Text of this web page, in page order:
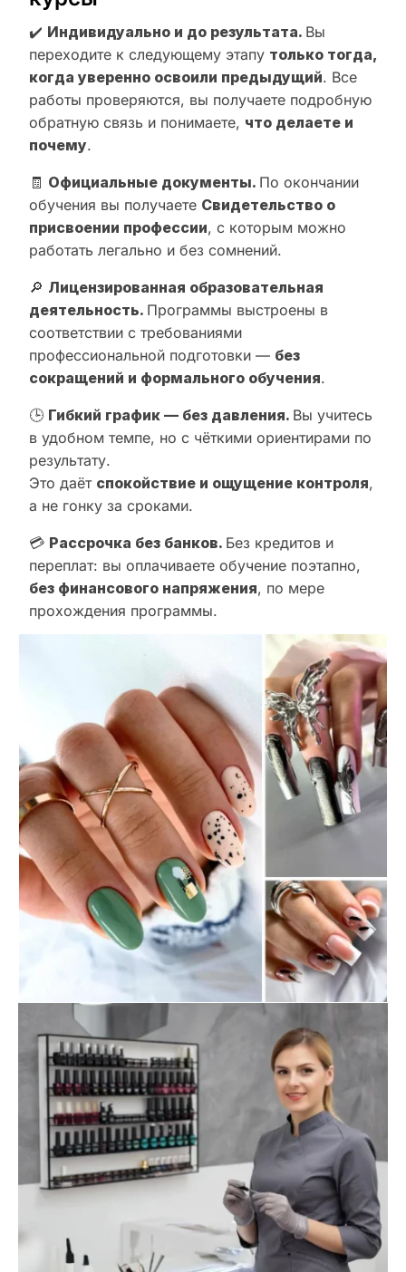
✔️ Индивидуально и до результата. Вы
переходите к следующему этапу только тогда,
когда уверенно освоили предыдущий. Все
работы проверяются, вы получаете подробную
обратную связь и понимаете, что делаете и
почему.
🧾 Официальные документы. По окончании
обучения вы получаете Свидетельство о
присвоении профессии, с которым можно
работать легально и без сомнений.
🔎 Лицензированная образовательная
деятельность. Программы выстроены в
соответствии с требованиями
профессиональной подготовки — без
сокращений и формального обучения.
🕒 Гибкий график — без давления. Вы учитесь
в удобном темпе, но с чёткими ориентирами по
результату.
Это даёт спокойствие и ощущение контроля,
а не гонку за сроками.
💳 Рассрочка без банков. Без кредитов и
переплат: вы оплачиваете обучение поэтапно,
без финансового напряжения, по мере
прохождения программы.